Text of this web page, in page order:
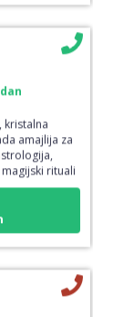
kristalna
amajlija za
rituali